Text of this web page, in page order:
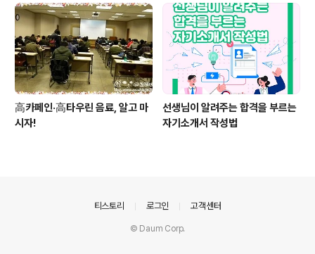
高카페인·高타우린 음료, 알고 마
시자!
선생님이 알려주는 합격을 부르는
자기소개서 작성법
티스토리 로그인 고객센터
© Daum Corp.